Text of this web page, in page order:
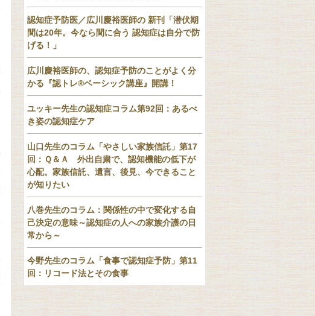
認知症予防医／広川慶裕医師の 新刊「潜伏期
間は20年。今なら間に合う 認知症は自分で防
げる！」
広川慶裕医師の、認知症予防のことがよく分
かる『認トレ®️ベーシック講座』開講！
ユッキー先生の認知症コラム第92回：あるべ
き姿の認知症ケア
山口先生のコラム「やさしい家族信託」第17
回：Ｑ＆Ａ 外出自粛で、認知機能の低下が
心配。家族信託、遺言、後見、今できること
が知りたい
八巻先生のコラム：関係性の中で変化する自
己決定の意味～認知症の人への家族介護の日
常から～
今野先生のコラム「食事で認知症予防」第11
回：リコード法とその食事